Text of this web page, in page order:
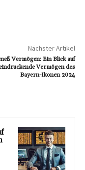
Nächster Artikel
Vermögen: Ein Blick auf
Vermögen des
Bayern-Ikonen 2024